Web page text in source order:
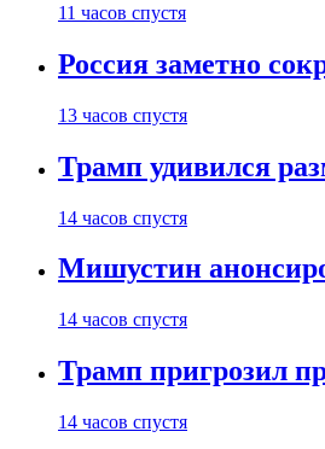
11 часов спустя
Россия заметно
13 часов спустя
Трамп удивился
14 часов спустя
Мишустин
14 часов спустя
Трамп пригрозил
14 часов спустя